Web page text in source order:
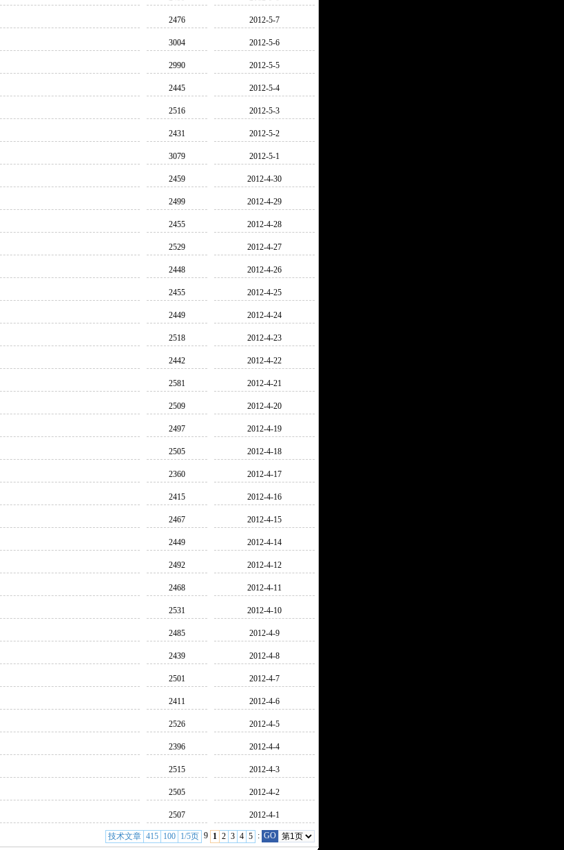
2476 2012-5-7
3004 2012-5-6
2990 2012-5-5
2445 2012-5-4
2516 2012-5-3
2431 2012-5-2
3079 2012-5-1
2459 2012-4-30
2499 2012-4-29
2455 2012-4-28
2529 2012-4-27
2448 2012-4-26
2455 2012-4-25
2449 2012-4-24
2518 2012-4-23
2442 2012-4-22
2581 2012-4-21
2509 2012-4-20
2497 2012-4-19
2505 2012-4-18
2360 2012-4-17
2415 2012-4-16
2467 2012-4-15
2449 2012-4-14
2492 2012-4-12
2468 2012-4-11
2531 2012-4-10
2485 2012-4-9
2439 2012-4-8
2501 2012-4-7
2411 2012-4-6
2526 2012-4-5
2396 2012-4-4
2515 2012-4-3
2505 2012-4-2
2507 2012-4-1
技术文章 415 100 1/5页 9 1 2 3 4 5 : GO